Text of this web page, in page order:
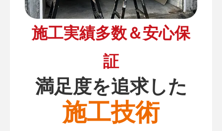
施工実績多数＆安心保
証
満足度を追求した
施工技術